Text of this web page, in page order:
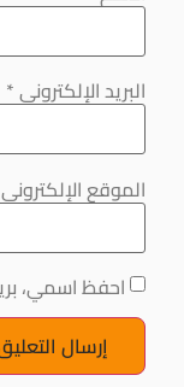
البريد الإلكتروني*
الموقع الإلكتروني
احفظ اسمي،